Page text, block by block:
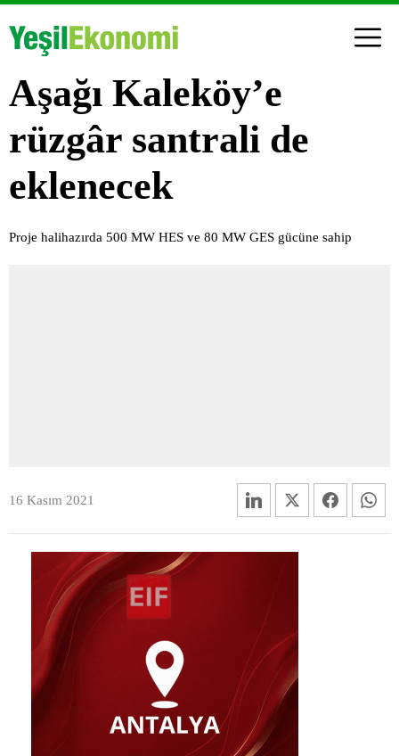
Aşağı Kaleköy’e
rüzgâr santrali de
eklenecek
Proje halihazırda 500 MW HES ve 80 MW GES gücüne sahip
16 Kasım 2021